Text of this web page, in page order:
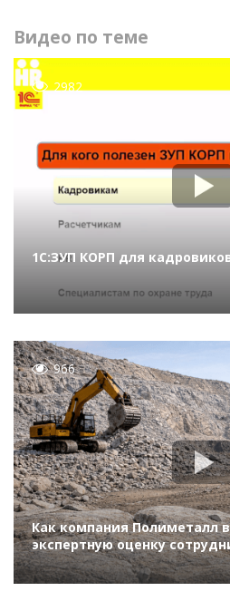
Видео по теме
2982
1С:ЗУП КОРП для
966
Как компания Полиметалл
экспертную оценку